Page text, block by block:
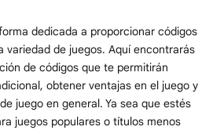
dedicada a proporcionar códigos
variedad de juegos. Aquí encontrarás
de códigos que te permitirán
obtener ventajas en el juego y
juego en general. Ya sea que estés
juegos populares o títulos menos